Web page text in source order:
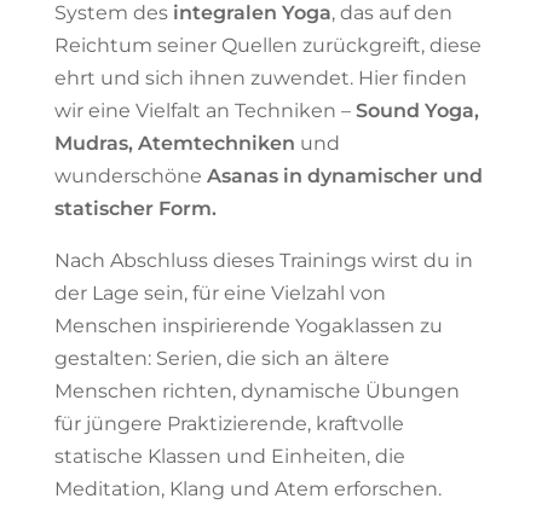
System des integralen Yoga, das auf den
Reichtum seiner Quellen zurückgreift, diese
ehrt und sich ihnen zuwendet. Hier finden
wir eine Vielfalt an Techniken – Sound Yoga,
Mudras, Atemtechniken und
wunderschöne Asanas in dynamischer und
statischer Form.
Nach Abschluss dieses Trainings wirst du in
der Lage sein, für eine Vielzahl von
Menschen inspirierende Yogaklassen zu
gestalten: Serien, die sich an ältere
Menschen richten, dynamische Übungen
für jüngere Praktizierende, kraftvolle
statische Klassen und Einheiten, die
Meditation, Klang und Atem erforschen.